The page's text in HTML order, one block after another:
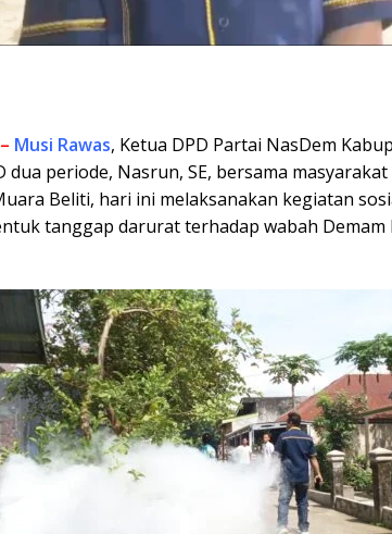
Musi Rawas, Ketua DPD Partai NasDem
dua periode, Nasrun, SE, bersama
Beliti, hari ini melaksanakan kegiatan
tanggap darurat terhadap wabah Demam